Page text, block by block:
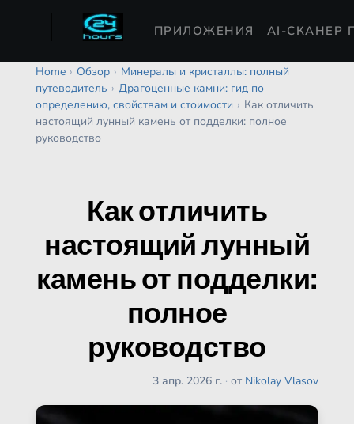
ПРИЛОЖЕНИЯ AI-СКАНЕР
Home › Обзор › Минералы и кристаллы: полный
путеводитель › Драгоценные камни: гид по
определению, свойствам и стоимости › Как отличить
настоящий лунный камень от подделки: полное
руководство
Как отличить
настоящий лунный
камень от подделки:
полное
руководство
3 апр. 2026 г. ·от Nikolay Vlasov